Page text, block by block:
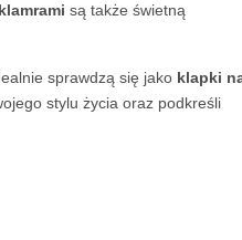
są także świetną
sprawdzą się jako klapki
stylu życia oraz podkreśli